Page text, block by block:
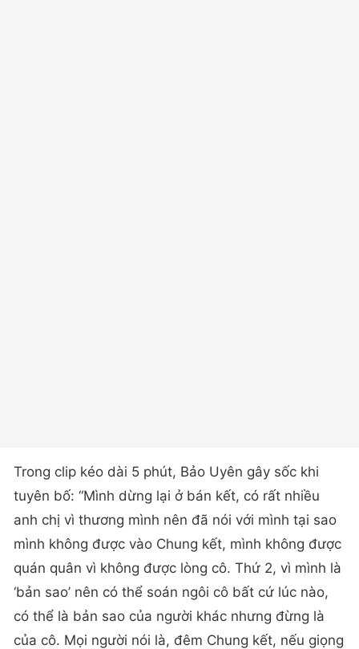
Trong clip kéo dài 5 phút, Bảo Uyên gây sốc khi
tuyên bố: “Mình dừng lại ở bán kết, có rất nhiều
anh chị vì thương mình nên đã nói với mình tại sao
mình không được vào Chung kết, mình không được
quán quân vì không được lòng cô. Thứ 2, vì mình là
‘bản sao’ nên có thể soán ngôi cô bất cứ lúc nào,
có thể là bản sao của người khác nhưng đừng là
của cô. Mọi người nói là, đêm Chung kết, nếu giọng